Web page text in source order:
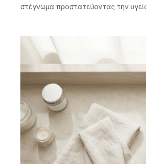
στέγνωμα προστατεύοντας την